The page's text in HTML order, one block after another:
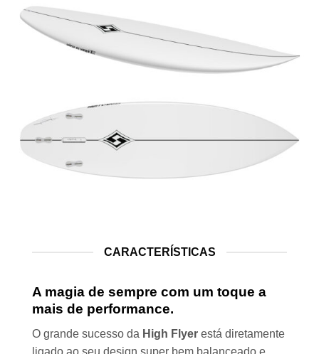
CARACTERÍSTICAS
A magia de sempre com um toque a
mais de performance.
O grande sucesso da High Flyer está diretamente
ligado ao seu design super bem balanceado e